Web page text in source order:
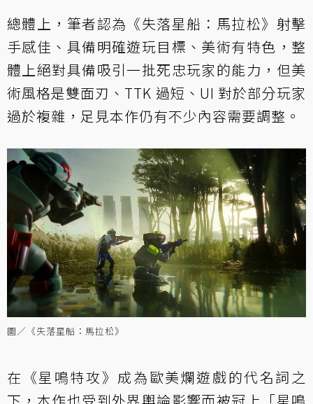
總體上，筆者認為《失落星船：馬拉松》射擊
手感佳、具備明確遊玩目標、美術有特色，整
體上絕對具備吸引一批死忠玩家的能力，但美
術風格是雙面刃、TTK 過短、UI 對於部分玩家
過於複雜，足見本作仍有不少內容需要調整。
圖／《失落星船：馬拉松》
在《星鳴特攻》成為歐美爛遊戲的代名詞之
下，本作也受到外界輿論影響而被冠上「星鳴